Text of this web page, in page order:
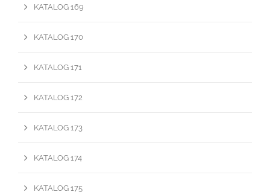
KATALOG 169
KATALOG 170
KATALOG 171
KATALOG 172
KATALOG 173
KATALOG 174
KATALOG 175